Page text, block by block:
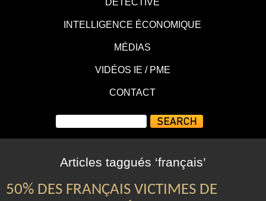
DÉTECTIVE
INTELLIGENCE ÉCONOMIQUE
MÉDIAS
VIDÉOS IE / PME
CONTACT
Articles taggués ‘français’
50% DES FRANÇAIS VICTIMES DE